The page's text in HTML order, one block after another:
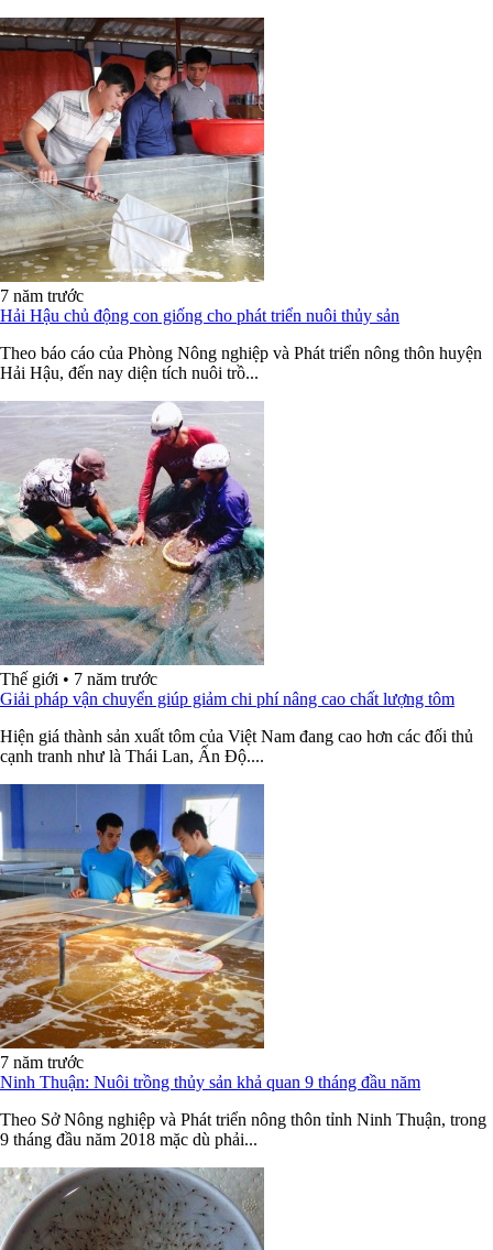
7 năm trước
Hải Hậu chủ động con giống cho phát triển nuôi thủy sản
Theo báo cáo của Phòng Nông nghiệp và Phát triển nông thôn huyện
Hải Hậu, đến nay diện tích nuôi trồ...
Thế giới • 7 năm trước
Giải pháp vận chuyển giúp giảm chi phí nâng cao chất lượng tôm
Hiện giá thành sản xuất tôm của Việt Nam đang cao hơn các đối thủ
cạnh tranh như là Thái Lan, Ấn Độ....
7 năm trước
Ninh Thuận: Nuôi trồng thủy sản khả quan 9 tháng đầu năm
Theo Sở Nông nghiệp và Phát triển nông thôn tỉnh Ninh Thuận, trong
9 tháng đầu năm 2018 mặc dù phải...